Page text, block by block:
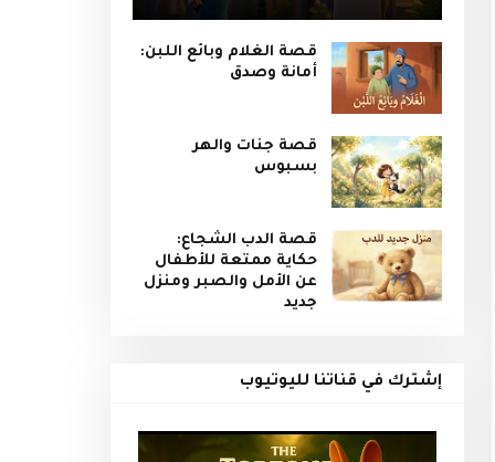
قصة الغلام وبائع اللبن:
أمانة وصدق
قصة جنات والهر
بسبوس
قصة الدب الشجاع:
حكاية ممتعة للأطفال
عن الأمل والصبر ومنزل
جديد
إشترك في قناتنا لليوتيوب